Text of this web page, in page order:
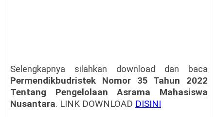
Selengkapnya silahkan download dan baca
Permendikbudristek Nomor 35 Tahun 2022
Tentang Pengelolaan Asrama Mahasiswa
Nusantara. LINK DOWNLOAD DISINI